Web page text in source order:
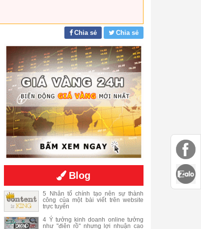
Chia sẻ Chia sẻ
Blog
5 Nhân tố chính tạo nên sự thành
công của một bài viết trên website
trực tuyến
4 Ý tưởng kinh doanh online tưởng
như "điên rồ" nhưng lợi nhuận cao